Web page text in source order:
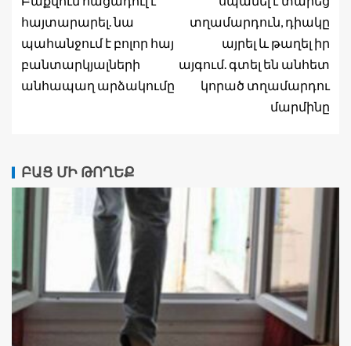
հայտարարել. նա
պահանջում է բոլոր հայ
բանտարկյալների
անհապաղ արձակումը
տղամարդուն, դիակը
այրել և թաղել իր
այգում. գտել են անհետ
կորած տղամարդու
մարմինը
ԲԱՑ ՄԻ ԹՈՂԵՔ